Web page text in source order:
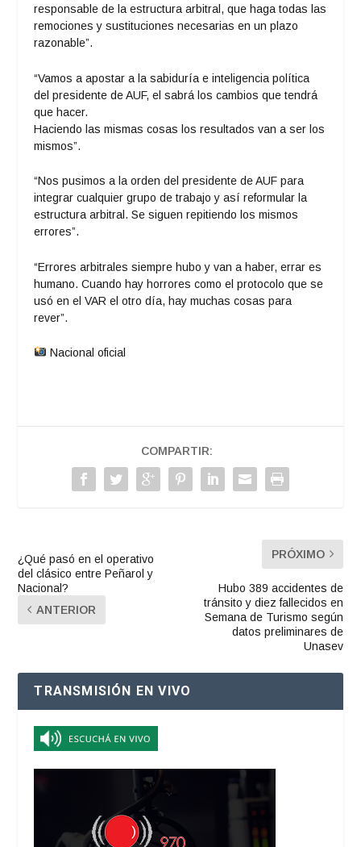
responsable de la estructura arbitral, que haga todas las
remociones y sustituciones necesarias en un plazo
razonable”.
“Vamos a apostar a la sabiduría e inteligencia política
del presidente de AUF, el sabrá los cambios que tendrá
que hacer.
Haciendo las mismas cosas los resultados van a ser los
mismos”.
“Nos pusimos a la orden del presidente de AUF para
integrar cualquier grupo de trabajo y así reformular la
estructura arbitral. Se siguen repitiendo los mismos
errores”.
“Errores arbitrales siempre hubo y van a haber, errar es
humano. Cuando hay horrores como el protocolo que se
usó en el VAR el otro día, hay muchas cosas para
rever”.
Nacional oficial
COMPARTIR:
¿Qué pasó en el operativo
del clásico entre Peñarol y
Nacional?
ANTERIOR
PRÓXIMO
Hubo 389 accidentes de
tránsito y diez fallecidos en
Semana de Turismo según
datos preliminares de
Unasev
TRANSMISIÓN EN VIVO